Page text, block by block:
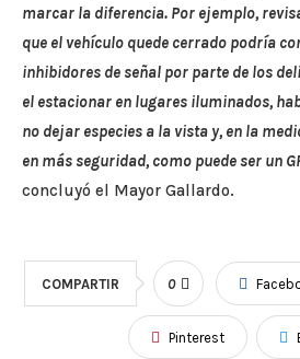
marcar la diferencia. Por ejemplo,
que el vehículo quede cerrado podría
inhibidores de señal por parte de los
el estacionar en lugares iluminados,
no dejar especies a la vista y, en la
en más seguridad, como puede ser un
concluyó el Mayor Gallardo.
COMPARTIR 0
Pinterest